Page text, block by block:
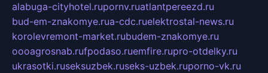
alabuga-cityhotel.rupornv.ruatlantpereezd.ru
bud-em-znakomye.rua-cdc.ruelektrostal-news.ru
korolevremont-market.rubudem-znakomye.ru
oooagrosnab.rufpodaso.ruemfire.rupro-otdelky.ru
ukrasotki.ruseksuzbek.ruseks-uzbek.ruporno-vk.ru